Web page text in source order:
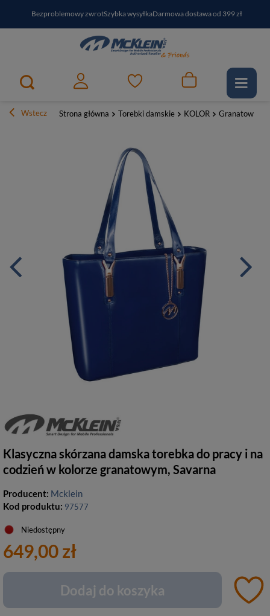
Bezproblemowy zwrotSzybka wysyłkaDarmowa dostawa od 399 zł
PayPo - kup i zapłać za30dniZapisz się do newslettera i odbierz RABAT
Wstecz Strona główna Torebki damskie KOLOR Granatowe
Klasyczna skórzana damska torebka do pracy i na
codzień w kolorze granatowym, Savarna
Producent: Mcklein
Kod produktu: 97577
Niedostępny
649,00 zł
Dodaj do koszyka